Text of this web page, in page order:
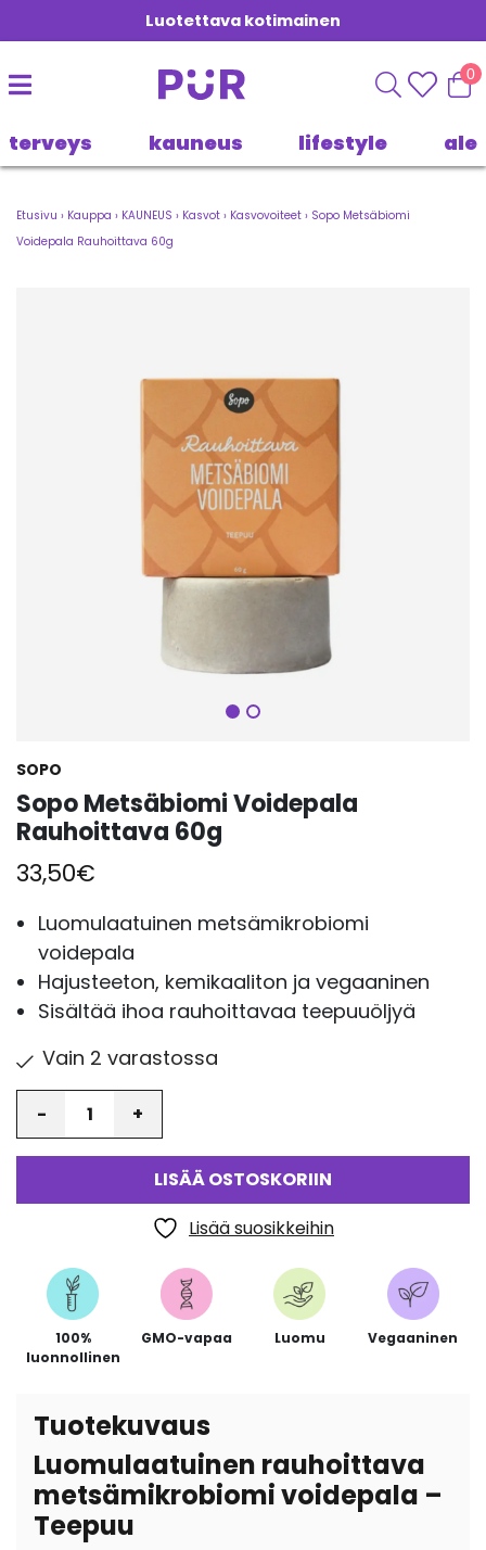
Luotettava kotimainen
0
terveys kauneus lifestyle ale
Etusivu › Kauppa › KAUNEUS › Kasvot › Kasvovoiteet › Sopo Metsäbiomi
Voidepala Rauhoittava 60g
Seuraava
SOPO
Sopo Metsäbiomi Voidepala
Rauhoittava 60g
33,50€
Luomulaatuinen metsämikrobiomi
voidepala
Hajusteeton, kemikaaliton ja vegaaninen
Sisältää ihoa rauhoittavaa teepuuöljyä
Vain 2 varastossa
LISÄÄ OSTOSKORIIN
Lisää suosikkeihin
100%
luonnollinen
GMO-vapaa Luomu Vegaaninen
Tuotekuvaus
Luomulaatuinen rauhoittava
metsämikrobiomi voidepala –
Teepuu